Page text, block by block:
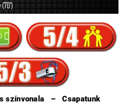
színvonala – Csapatunk